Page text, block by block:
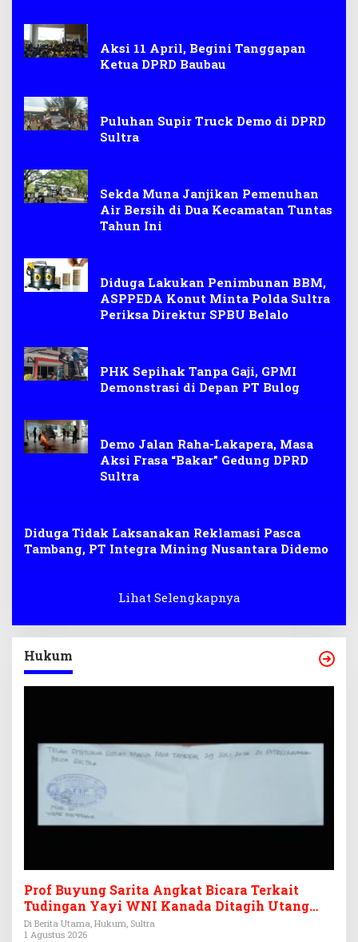
Aksi 11 April, Begini Tanggapan
Ketua DPRD Baubau
Puluhan Supir Truck Demo di DPRD
Sultra
Sekda Muna Janjikan Pemenuhan
Air Bersih di Dua Kecamatan Tuntas
Tahun Ini
Diduga Lakukan Penimbunan BBM,
ASPPEDA Konut Minta Polda Sultra
Periksa Direktur SPBU Belalo
PHK Sepihak Tanpa Gaji, GPMI
Demonstrasi di Depan PT Bulog
Demo Jalan Raha-Lakapera, Masa
Aksi Frasa “Bakar” Gedung DPRD
Sultra
Diduga Tidak Laksanakan Reklamasi Pasca
Tambang, PT Integra Mining Nusantara Didemo
Lihat Selengkapnya
Hukum
Prof Buyung Sarita Angkat Bicara Terkait
Tudingan Yayi WNI Kanada Ditagih Utang
Rp3,6 Miliar
Di Berita Utama, Hukum, Sultra
1 Agustus 2026